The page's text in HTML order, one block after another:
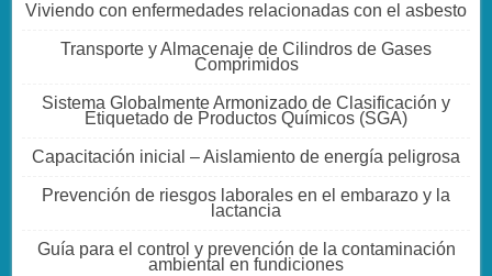
Viviendo con enfermedades relacionadas con el asbesto
Transporte y Almacenaje de Cilindros de Gases
Comprimidos
Sistema Globalmente Armonizado de Clasificación y
Etiquetado de Productos Químicos (SGA)
Capacitación inicial – Aislamiento de energía peligrosa
Prevención de riesgos laborales en el embarazo y la
lactancia
Guía para el control y prevención de la contaminación
ambiental en fundiciones